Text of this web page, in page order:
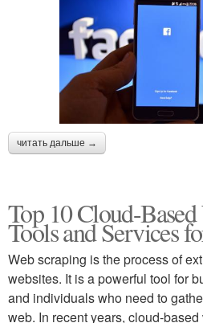
читать дальше →
Top 10 Cloud-
Tools and Services
Web scraping is the process of
websites. It is a powerful tool for
and individuals who need to
web. In recent years, cloud-